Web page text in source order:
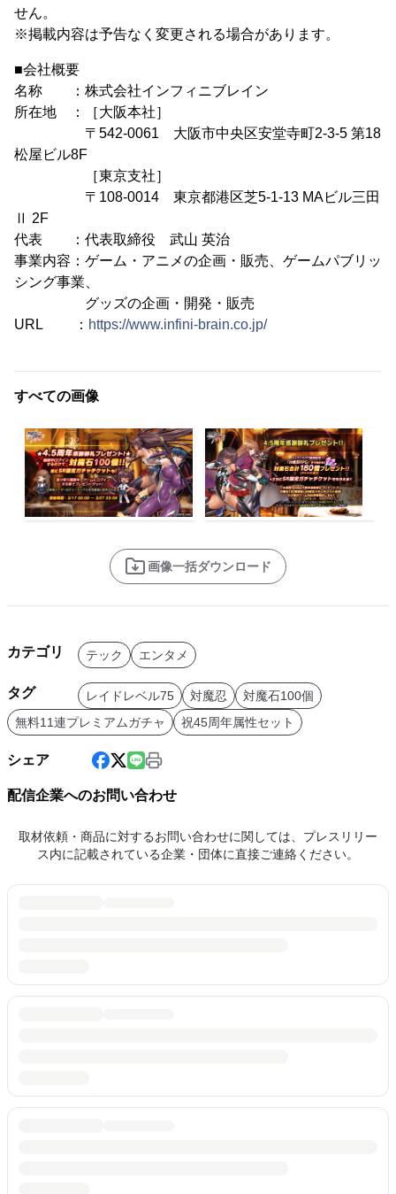
せん。
※掲載内容は予告なく変更される場合があります。
■会社概要
名称 ：株式会社インフィニブレイン
所在地 ：［大阪本社］
〒542-0061 大阪市中央区安堂寺町2-3-5 第18
松屋ビル8F
［東京支社］
〒108-0014 東京都港区芝5-1-13 MAビル三田
Ⅱ 2F
代表 ：代表取締役 武山 英治
事業内容：ゲーム・アニメの企画・販売、ゲームパブリッ
シング事業、
グッズの企画・開発・販売
URL ： https://www.infini-brain.co.jp/
すべての画像
画像一括ダウンロード
カテゴリ テック エンタメ
タグ レイドレベル75 対魔忍
対魔石100個
無料11連プレミアムガチャ
祝45周年属性セット
シェア
配信企業へのお問い合わせ
取材依頼・商品に対するお問い合わせに関しては、プレスリリー
ス内に記載されている企業・団体に直接ご連絡ください。